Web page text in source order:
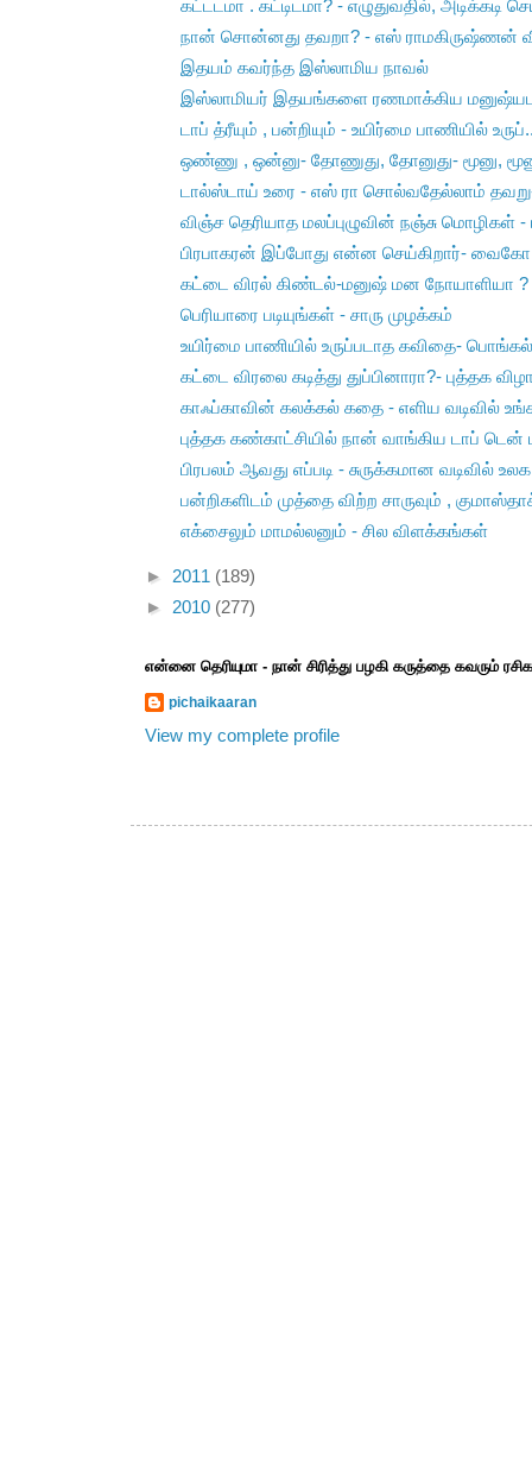
கட்டடமா . கட்டிடமா? - எழுதுவதில், அடிக்கடி
நான் சொன்னது தவறா? - எஸ் ராமகிருஷ்ணன்
இதயம் கவர்ந்த இஸ்லாமிய நாவல்
இஸ்லாமியர் இதயங்களை ரணமாக்கிய
டாப் த்ரீயும் , பன்றியும் - உயிர்மை பாணியில்
ஒண்ணு , ஒன்னு- தோணுது, தோனுது- மூனு,
டால்ஸ்டாய் உரை - எஸ் ரா சொல்வதேல்லாம் தவறு-
விஞ்ச தெரியாத மலப்புழுவின் நஞ்சு மொழிகள்
பிரபாகரன் இப்போது என்ன செய்கிறார்- வைகோ
கட்டை விரல் கிண்டல்-மனுஷ் மன நோயாளியா ?
பெரியாரை படியுங்கள் - சாரு முழக்கம்
உயிர்மை பாணியில் உருப்படாத கவிதை-
கட்டை விரலை கடித்து துப்பினாரா?- புத்தக
காஃப்காவின் கலக்கல் கதை - எளிய வடிவில்
புத்தக கண்காட்சியில் நான் வாங்கிய டாப் டென்
பிரபலம் ஆவது எப்படி - சுருக்கமான வடிவில் உலக
பன்றிகளிடம் முத்தை விற்ற சாருவும் ,
எக்சைலும் மாமல்லனும் - சில விளக்கங்கள்
► 2011 (189)
► 2010 (277)
என்னை தெரியுமா - நான் சிரித்து பழகி கருத்தை கவரும்
pichaikaaran
View my complete profile